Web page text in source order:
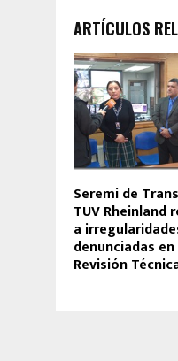
ARTÍCULOS
Seremi de
TUV Rheinland
a
denunciadas
Revisión